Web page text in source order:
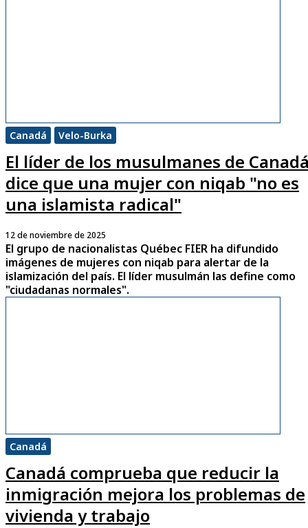
Canadá Velo-Burka
El líder de los musulmanes de
dice que una mujer con niqab "no es
una islamista radical"
12 de noviembre de 2025
El grupo de nacionalistas Québec FIER ha difundido
imágenes de mujeres con niqab para alertar de la
islamización del país. El líder musulmán las define como
"ciudadanas normales".
Canadá
Canadá comprueba que reducir la
inmigración mejora los problemas de
vivienda y trabajo